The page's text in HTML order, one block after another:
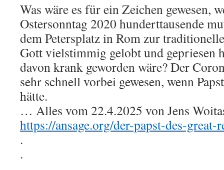
Was wäre es für ein Zeichen gewesen,
Ostersonntag 2020 hunderttausende
dem Petersplatz in Rom zur
Gott vielstimmig gelobt und gepriesen
davon krank geworden wäre? Der
sehr schnell vorbei gewesen, wenn
hätte.
… Alles vom 22.4.2025 von Jens
https://ansage.org/der-papst-des-great-
.
.